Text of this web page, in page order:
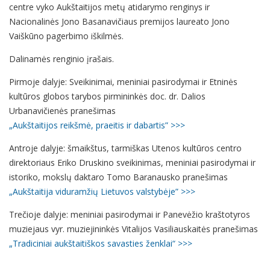
centre vyko Aukštaitijos metų atidarymo renginys ir
Nacionalinės Jono Basanavičiaus premijos laureato Jono
Vaiškūno pagerbimo iškilmės.
Dalinamės renginio įrašais.
Pirmoje dalyje: Sveikinimai, meniniai pasirodymai ir Etninės
kultūros globos tarybos pirmininkės doc. dr. Dalios
Urbanavičienės pranešimas
„Aukštaitijos reikšmė, praeitis ir dabartis” >>>
Antroje dalyje: šmaikštus, tarmiškas Utenos kultūros centro
direktoriaus Eriko Druskino sveikinimas, meniniai pasirodymai ir
istoriko, mokslų daktaro Tomo Baranausko pranešimas
„Aukštaitija viduramžių Lietuvos valstybėje” >>>
Trečioje dalyje: meniniai pasirodymai ir Panevėžio kraštotyros
muziejaus vyr. muziejininkės Vitalijos Vasiliauskaitės pranešimas
„Tradiciniai aukštaitiškos savasties ženklai“ >>>